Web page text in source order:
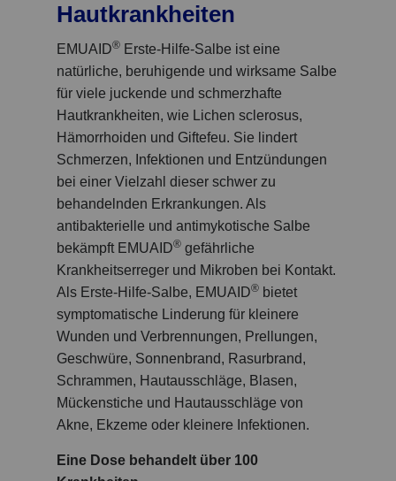
Hautkrankheiten
EMUAID® Erste-Hilfe-Salbe ist eine
natürliche, beruhigende und wirksame Salbe
für viele juckende und schmerzhafte
Hautkrankheiten, wie Lichen sclerosus,
Hämorrhoiden und Giftefeu. Sie lindert
Schmerzen, Infektionen und Entzündungen
bei einer Vielzahl dieser schwer zu
behandelnden Erkrankungen. Als
antibakterielle und antimykotische Salbe
bekämpft EMUAID® gefährliche
Krankheitserreger und Mikroben bei Kontakt.
Als Erste-Hilfe-Salbe, EMUAID® bietet
symptomatische Linderung für kleinere
Wunden und Verbrennungen, Prellungen,
Geschwüre, Sonnenbrand, Rasurbrand,
Schrammen, Hautausschläge, Blasen,
Mückenstiche und Hautausschläge von
Akne, Ekzeme oder kleinere Infektionen.
Eine Dose behandelt über 100